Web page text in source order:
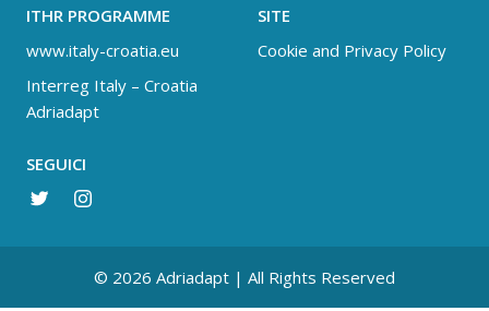
ITHR PROGRAMME
www.italy-croatia.eu
Interreg Italy – Croatia
Adriadapt
SITE
Cookie and Privacy Policy
SEGUICI
© 2026 Adriadapt | All Rights Reserved